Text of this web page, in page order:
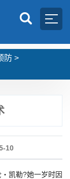
防 >
10
凯勒?她一岁时因